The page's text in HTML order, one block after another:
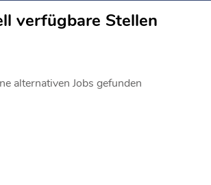
verfügbare Stellen
alternativen Jobs gefunden